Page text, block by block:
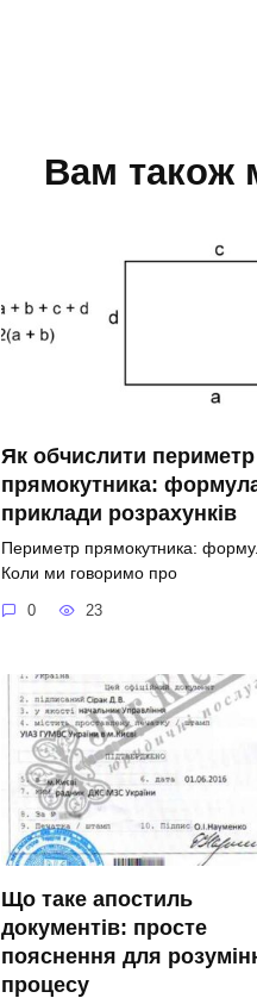
Вам також
Як обчислити периметр
прямокутника:
приклади розрахунків
Периметр прямокутника:
Коли ми говоримо про
0 23
Що таке апостиль
документів: просте
пояснення для
процесу